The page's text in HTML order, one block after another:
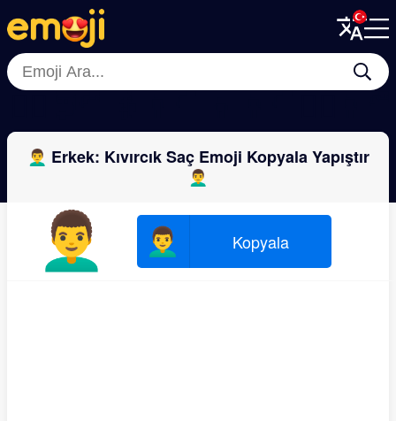
Menu
Close
Menu
Close
👨‍🦱 Erkek: Kıvırcık Saç Emoji Kopyala Yapıştır
👨‍🦱
👨‍🦱 👨‍🦱 Kopyala